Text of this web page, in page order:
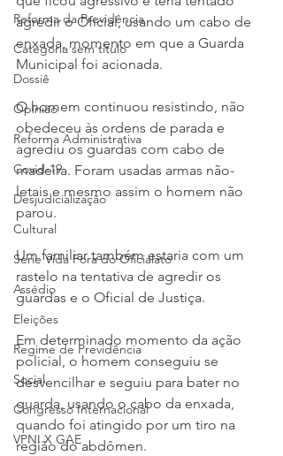
Reforma da Previdência
Categoria sem título
Dossiê
Opinião
Reforma Administrativa
Covid-19
Desjudicialização
Cultural
Serie Vida Fora do Oficialato
Assédio
Eleições
Regime de Previdência
Social
Congresso Internacional
VPNI X GAE
agredir o Oficial, usando um cabo de
enxada, momento em que a Guarda
Municipal foi acionada.
O homem continuou resistindo, não
obedeceu às ordens de parada e
agrediu os guardas com cabo de
madeira. Foram usadas armas não-
letais e mesmo assim o homem não
parou.
Um familiar também estaria com um
rastelo na tentativa de agredir os
guardas e o Oficial de Justiça.
Em determinado momento da ação
policial, o homem conseguiu se
desvencilhar e seguiu para bater no
guarda, usando o cabo da enxada,
quando foi atingido por um tiro na
região do abdômen.